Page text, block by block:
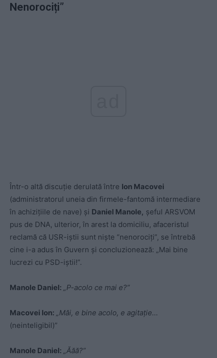
Nenorociți”
Într-o altă discuție derulată între Ion Macovei
(administratorul uneia din firmele-fantomă intermediare
în achizițiile de nave) și Daniel Manole, șeful ARSVOM
pus de DNA, ulterior, în arest la domiciliu, afaceristul
reclamă că USR-iștii sunt niște “nenorociți”, se întrebă
cine i-a adus în Guvern și concluzionează: „Mai bine
lucrezi cu PSD-iștii!”.
Manole Daniel: „P-acolo ce mai e?”
Macovei Ion: „Măi, e bine acolo, e agitație…
(neinteligibil)”
Manole Daniel: „Ăăă?”